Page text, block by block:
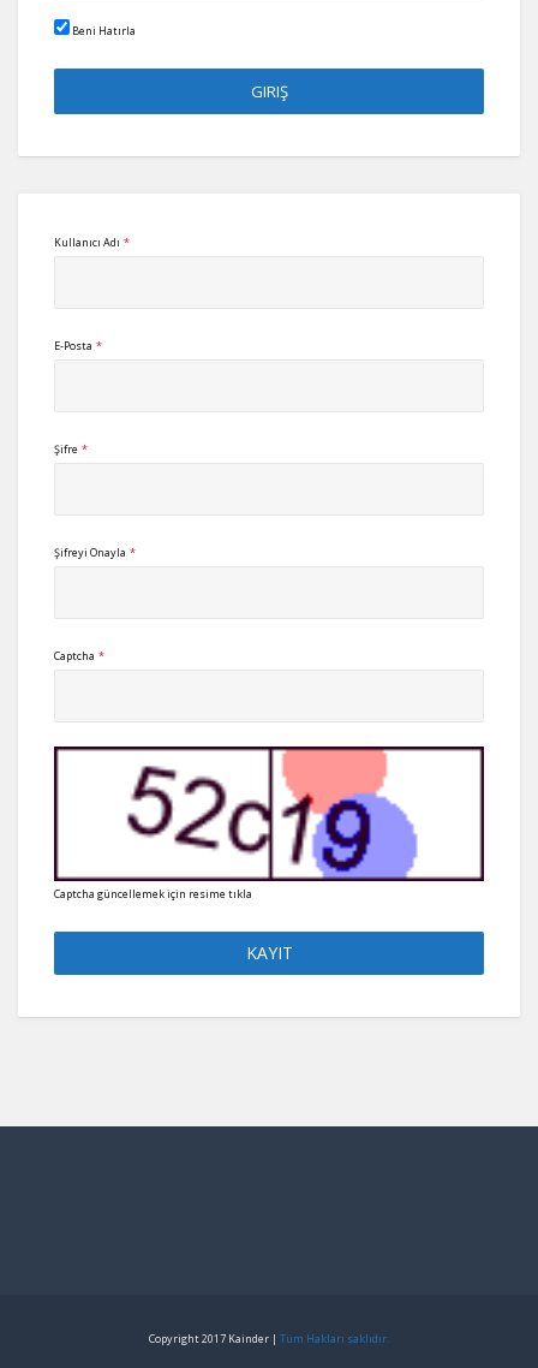
Beni Hatırla
Kullanıcı Adı *
E-Posta *
Şifre *
Şifreyi Onayla *
Captcha *
Captcha güncellemek için resime tıkla
Copyright 2017 Kainder | Tüm Hakları saklıdır.